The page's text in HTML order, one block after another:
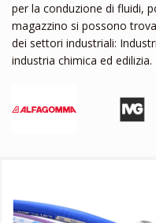
per la conduzione di fluidi,
magazzino si possono
dei settori industriali:
industria chimica ed edilizia.